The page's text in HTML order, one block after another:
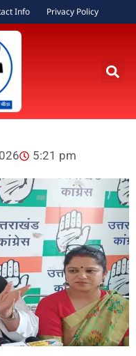
Info Privacy Policy
5:21 pm